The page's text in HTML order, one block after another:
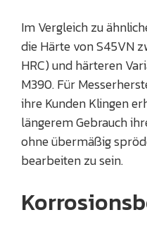
Im Vergleich zu
die Härte von S45VN
HRC) und härteren
M390. Für
ihre Kunden Klingen
längerem Gebrauch
ohne übermäßig
bearbeiten zu sein.